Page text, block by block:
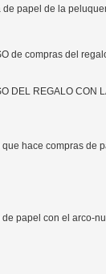
de papel de la
de compras del
DEL REGALO CON
que hace compras de
de papel con el arco-